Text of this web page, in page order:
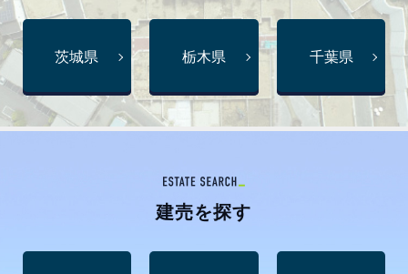
茨城県 栃木県 千葉県
建売を探す